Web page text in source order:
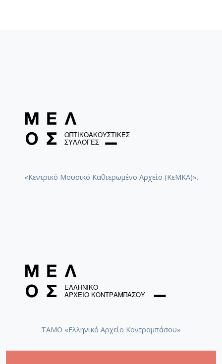
«Κεντρικό Μουσικό Καθιερωμένο Αρχείο (ΚεΜΚΑ)».
ΤΑΜΟ «Ελληνικό Αρχείο Κοντραμπάσου»